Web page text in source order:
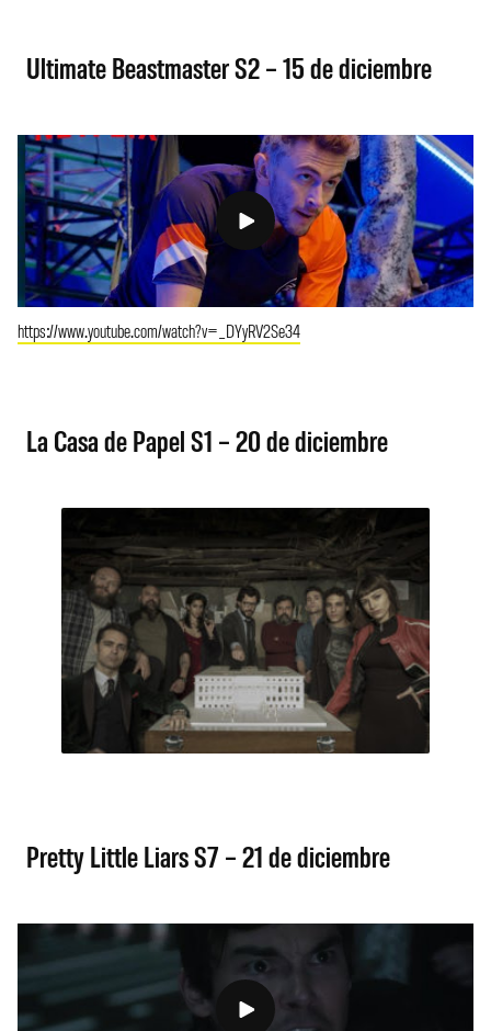
Ultimate Beastmaster S2 – 15 de diciembre
https://www.youtube.com/watch?v=_DYyRV2Se34
La Casa de Papel S1 – 20 de diciembre
Pretty Little Liars S7 – 21 de diciembre